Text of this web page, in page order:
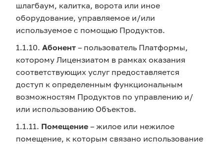
шлагбаум, калитка, ворота или иное
оборудование, управляемое и/или
используемое с помощью Продуктов.
1.1.10. Абонент – пользователь Платформы,
которому Лицензиатом в рамках оказания
соответствующих услуг предоставляется
доступ к определенным функциональным
возможностям Продуктов по управлению и/
или использованию Объектов.
1.1.11. Помещение – жилое или нежилое
помещение, к которым связано использование